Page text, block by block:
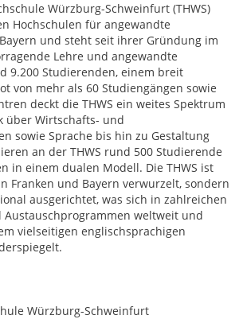
Würzburg-Schweinfurt (THWS)
Hochschulen für angewandte
und steht seit ihrer Gründung im
Lehre und angewandte
9.200 Studierenden, einem breit
von mehr als 60 Studiengängen sowie
deckt die THWS ein weites Spektrum
über Wirtschafts- und
sowie Sprache bis hin zu Gestaltung
an der THWS rund 500 Studierende
in einem dualen Modell. Die THWS ist
Franken und Bayern verwurzelt, sondern
ausgerichtet, was sich in zahlreichen
Austauschprogrammen weltweit und
vielseitigen englischsprachigen
Würzburg-Schweinfurt